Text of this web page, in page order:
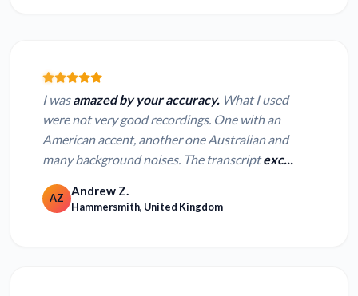
I wasamazed by your accuracy. What I used
were not very good recordings. One with an
American accent, another one Australian and
many background noises. The transcriptexc...
AZ Andrew Z.
Hammersmith, United Kingdom